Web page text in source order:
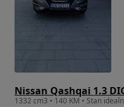
Nissan Qashqai 1.3